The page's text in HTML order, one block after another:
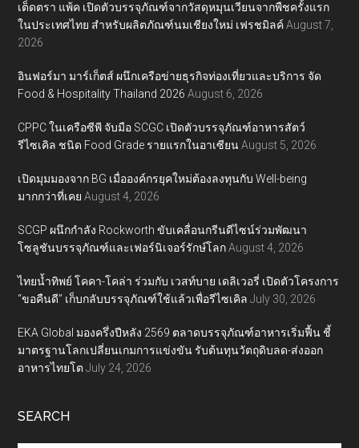
เต็ดตรา แพ้ค เปิดตัวบรรจุภัณฑ์จากวัสดุหมุนเวียนจากพืชครั้งแรก
ในประเทศไทย สำหรับผลิตภัณฑ์นมเชียงใหม่ เฟรชมิลค์ August 7,
2026
อินฟอร์มา มาร์เก็ตส์ ผนึกเครือข่ายธุรกิจท่องเที่ยวและบริการ จัด
Food & Hospitality Thailand 2026 August 6, 2026
CPPC ในเครือซีพี จับมือ SCGC เปิดตัวบรรจุภัณฑ์อาหารสัตว์
รีไซเคิล ชนิด Food Grade รายแรกในอาเซียน August 5, 2026
เปิดมุมมองจาก BG เมื่อองค์กรยุคใหม่ต้องลงทุนกับ Well-being
มากกว่าที่เคย August 4, 2026
SCGP ผนึกกำลัง Rockworth ขับเคลื่อนกรีนดีไซน์ร่วมพัฒนา
โซลูชันบรรจุภัณฑ์และเฟอร์นิเจอร์รักษ์โลก August 4, 2026
ไทยน้ำทิพย์ โคคา-โคล่า ร่วมกับ เวสท์บาย เดลิเวอรี่ เปิดตัวโครงการ
“ขอคืนดี” เก็บกลับบรรจุภัณฑ์ใช้แล้วเพื่อรีไซเคิล July 30, 2026
EKA Global มองครึ่งปีหลัง 2569 ตลาดบรรจุภัณฑ์อาหารเริ่มฟื้น ชี้
มาตรฐานโลกเปลี่ยนเกมการแข่งขัน รับต้นทุนวัตถุดิบลด-ส่งออก
อาหารไทยโต July 24, 2026
SEARCH